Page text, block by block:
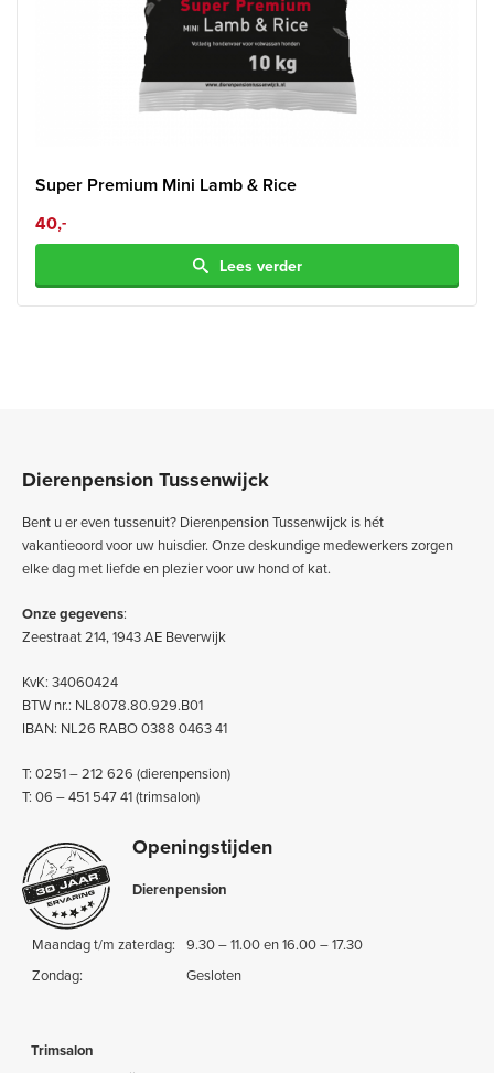
Super Premium Mini Lamb & Rice
40,-
Lees verder
Dierenpension Tussenwijck
Bent u er even tussenuit? Dierenpension Tussenwijck is hét
vakantieoord voor uw huisdier. Onze deskundige medewerkers zorgen
elke dag met liefde en plezier voor uw hond of kat.
Onze gegevens:
Zeestraat 214, 1943 AE Beverwijk
KvK: 34060424
BTW nr.: NL8078.80.929.B01
IBAN: NL26 RABO 0388 0463 41
T: 0251 – 212 626 (dierenpension)
T: 06 – 451 547 41 (trimsalon)
Openingstijden
Dierenpension
Maandag t/m zaterdag:
9.30 – 11.00 en 16.00 – 17.30
Zondag:
Gesloten
Trimsalon